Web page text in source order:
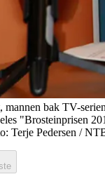
mannen bak TV-
"Brosteinprisen
Terje Pedersen /